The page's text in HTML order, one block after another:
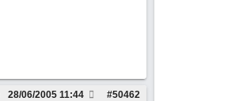
#50462
28/06/2005 11:44